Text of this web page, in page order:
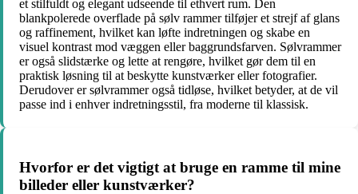
et stilfuldt og elegant udseende til ethvert rum. Den
blankpolerede overflade på sølv rammer tilføjer et strejf af glans
og raffinement, hvilket kan løfte indretningen og skabe en
visuel kontrast mod væggen eller baggrundsfarven. Sølvrammer
er også slidstærke og lette at rengøre, hvilket gør dem til en
praktisk løsning til at beskytte kunstværker eller fotografier.
Derudover er sølvrammer også tidløse, hvilket betyder, at de vil
passe ind i enhver indretningsstil, fra moderne til klassisk.
Hvorfor er det vigtigt at bruge en ramme til mine
billeder eller kunstværker?